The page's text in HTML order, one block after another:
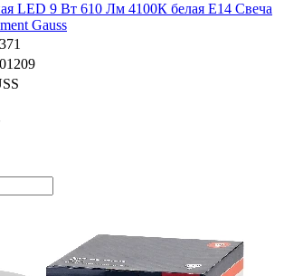
LED 9 Вт 610 Лм 4100К белая Е14 Свеча
Gauss